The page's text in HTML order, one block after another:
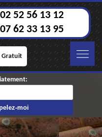
02 52 56 13 12
07 62 33 13 95
Gratuit